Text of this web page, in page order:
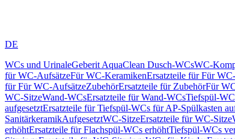
DE
WCs und UrinaleGeberit AquaClean Dusch-WCsWC-
für WC-AufsätzeFür WC-KeramikenErsatzteile für Für
für Für WC-AufsätzeZubehörErsatzteile für ZubehörFür
WC-SitzeWand-WCsErsatzteile für Wand-WCsTiefspül-
aufgesetztErsatzteile für Tiefspül-WCs für AP-Spülkasten
SanitärkeramikAufgesetztWC-SitzeErsatzteile für WC-Sitze
erhöhtErsatzteile für Flachspül-WCs erhöhtTiefspül-WCs